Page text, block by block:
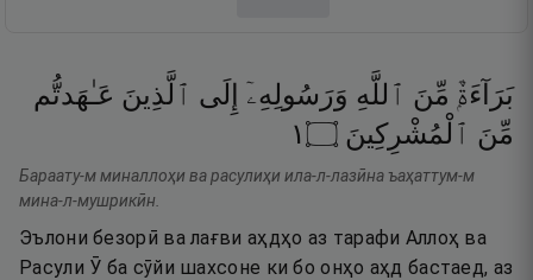
بَرَآءَةٌۭ مِّنَ ٱللَّهِ وَرَسُولِهِۦٓ إِلَى ٱلَّذِينَ عَـٰهَدتُّم
مِّنَ ٱلْمُشْرِكِينَ ۝١
Бараату-м миналлоҳи ва расулиҳи ила-л-лазӣна ъаҳаттум-м
мина-л-мушрикӣн.
Эълони безорӣ ва лағви аҳдҳо аз тарафи Аллоҳ ва
Расули Ӯ ба сӯйи шахсоне ки бо онҳо аҳд бастаед, аз